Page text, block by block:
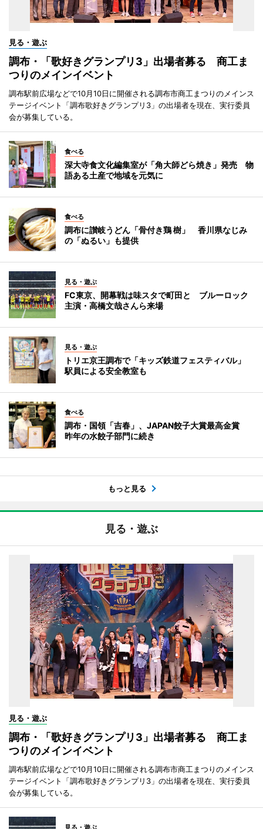
見る・遊ぶ
調布・「歌好きグランプリ3」出場者募る 商工ま
つりのメインイベント
調布駅前広場などで10月10日に開催される調布市商工まつりのメインス
テージイベント「調布歌好きグランプリ3」の出場者を現在、実行委員
会が募集している。
食べる
深大寺食文化編集室が「角大師どら焼き」発売 物
語ある土産で地域を元気に
食べる
調布に讃岐うどん「骨付き鶏 樹」 香川県なじみ
の「ぬるい」も提供
見る・遊ぶ
FC東京、開幕戦は味スタで町田と ブルーロック
主演・高橋文哉さんら来場
見る・遊ぶ
トリエ京王調布で「キッズ鉄道フェスティバル」
駅員による安全教室も
食べる
調布・国領「吉春」、JAPAN餃子大賞最高金賞
昨年の水餃子部門に続き
もっと見る
見る・遊ぶ
見る・遊ぶ
調布・「歌好きグランプリ3」出場者募る 商工ま
つりのメインイベント
調布駅前広場などで10月10日に開催される調布市商工まつりのメインス
テージイベント「調布歌好きグランプリ3」の出場者を現在、実行委員
会が募集している。
見る・遊ぶ